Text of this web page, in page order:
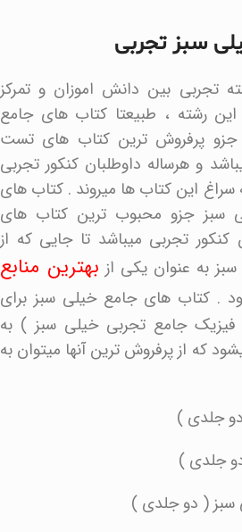
سبز تجربی
تجربی بین دانش اموزان و تمرکز
رشته ، طبیعتا کتاب های جامع
خیلی سبز تجربی 1405 جزو پرفروش ترین کتاب های تست
و هرساله داوطلبان کنکور تجربی
سراغ این کتاب ها میروند . کتاب های
سبز جزو محبوب ترین کتاب های
کنکور تجربی میباشد تا جایی که از
به عنوان یکی از بهترین منابع
. کتاب های جامع خیلی سبز برای
فیزیک جامع تجربی خیلی سبز ) به
که از پرفروش ترین آنها میتوان به
جلدی )
جلدی )
سبز ( دو جلدی )